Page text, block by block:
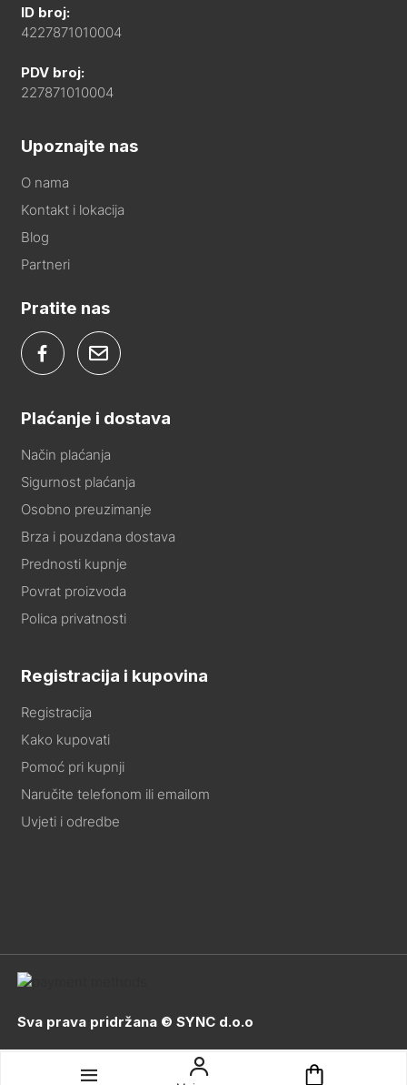
ID broj:
4227871010004
PDV broj:
227871010004
Upoznajte nas
O nama
Kontakt i lokacija
Blog
Partneri
Pratite nas
Plaćanje i dostava
Način plaćanja
Sigurnost plaćanja
Osobno preuzimanje
Brza i pouzdana dostava
Prednosti kupnje
Povrat proizvoda
Polica privatnosti
Registracija i kupovina
Registracija
Kako kupovati
Pomoć pri kupnji
Naručite telefonom ili emailom
Uvjeti i odredbe
Sva prava pridržana © SYNC d.o.o